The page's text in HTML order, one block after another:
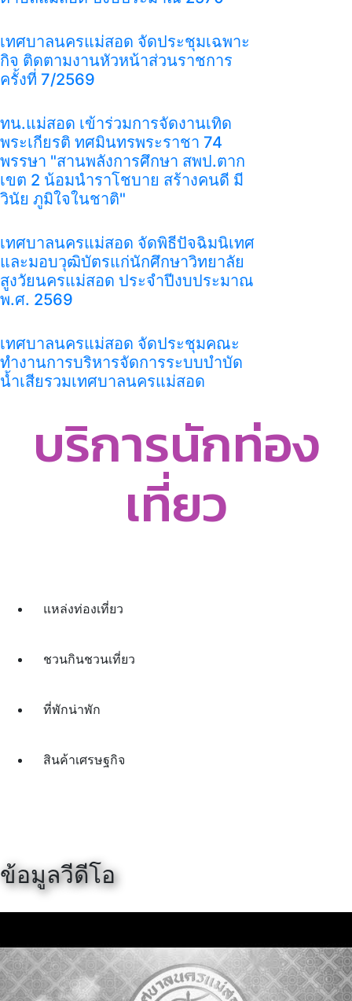
เทศบาลนครแม่สอด จัดประชุมเฉพาะ
กิจ ติดตามงานหัวหน้าส่วนราชการ
ครั้งที่ 7/2569
ทน.แม่สอด เข้าร่วมการจัดงานเทิด
พระเกียรติ ทศมินทรพระราชา 74
พรรษา "สานพลังการศึกษา สพป.ตาก
เขต 2 น้อมนำราโชบาย สร้างคนดี มี
วินัย ภูมิใจในชาติ"
เทศบาลนครแม่สอด จัดพิธีปัจฉิมนิเทศ
และมอบวุฒิบัตรแก่นักศึกษาวิทยาลัย
สูงวัยนครแม่สอด ประจำปีงบประมาณ
พ.ศ. 2569
เทศบาลนครแม่สอด จัดประชุมคณะ
ทำงานการบริหารจัดการระบบบำบัด
น้ำเสียรวมเทศบาลนครแม่สอด
บริการนักท่อง
เที่ยว
แหล่งท่องเที่ยว
ชวนกินชวนเที่ยว
ที่พักน่าพัก
สินค้าเศรษฐกิจ
ข้อมูลวีดีโอ